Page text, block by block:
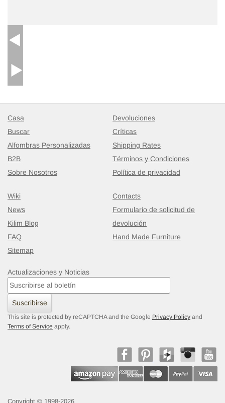
Casa
Buscar
Alfombras Personalizadas
B2B
Sobre Nosotros
Devoluciones
Críticas
Shipping Rates
Términos y Condiciones
Política de privacidad
Wiki
News
Kilim Blog
FAQ
Sitemap
Contacts
Formulario de solicitud de
devolución
Hand Made Furniture
Actualizaciones y Noticias
Suscribirse
This site is protected by reCAPTCHA and the Google Privacy Policy and
Terms of Service apply.
Copyright © 1998-2026